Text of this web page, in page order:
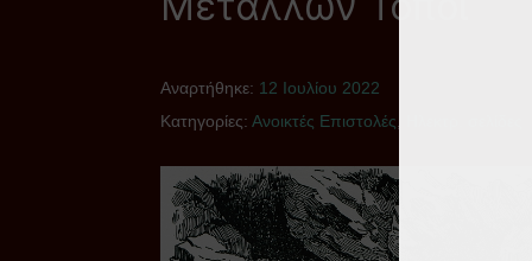
Αναρτήθηκε: 12 Ιουλίου 2022
Κατηγορίες: Ανοικτές Επιστολές,